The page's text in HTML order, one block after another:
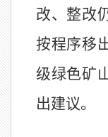
改、整改
按程序移
级绿色矿
出建议。